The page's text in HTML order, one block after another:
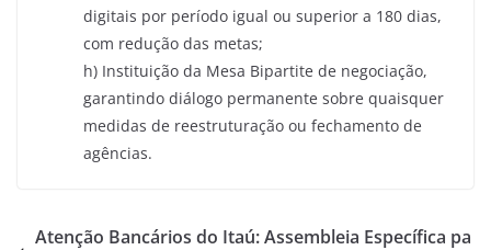
digitais por período igual ou superior a 180 dias,
com redução das metas;
h) Instituição da Mesa Bipartite de negociação,
garantindo diálogo permanente sobre quaisquer
medidas de reestruturação ou fechamento de
agências.
Atenção Bancários do Itaú: Assembleia Específica pa